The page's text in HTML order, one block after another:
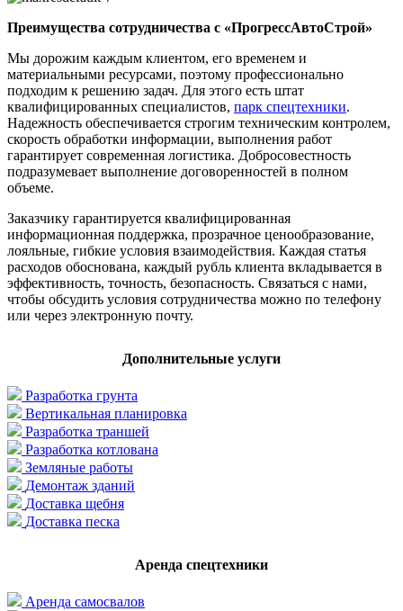
Преимущества сотрудничества с «ПрогрессАвтоСтрой»
Мы дорожим каждым клиентом, его временем и
материальными ресурсами, поэтому профессионально
подходим к решению задач. Для этого есть штат
квалифицированных специалистов, парк спецтехники.
Надежность обеспечивается строгим техническим контролем,
скорость обработки информации, выполнения работ
гарантирует современная логистика. Добросовестность
подразумевает выполнение договоренностей в полном
объеме.
Заказчику гарантируется квалифицированная
информационная поддержка, прозрачное ценообразование,
лояльные, гибкие условия взаимодействия. Каждая статья
расходов обоснована, каждый рубль клиента вкладывается в
эффективность, точность, безопасность. Связаться с нами,
чтобы обсудить условия сотрудничества можно по телефону
или через электронную почту.
Дополнительные услуги
Разработка грунта
Вертикальная планировка
Разработка траншей
Разработка котлована
Земляные работы
Демонтаж зданий
Доставка щебня
Доставка песка
Аренда спецтехники
Аренда самосвалов